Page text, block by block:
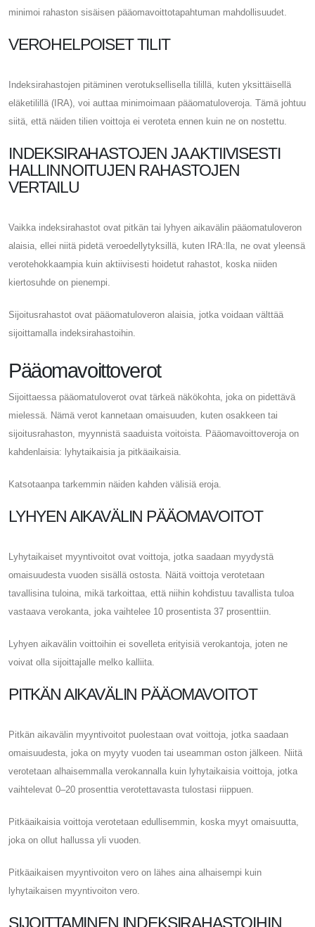
minimoi rahaston sisäisen pääomavoittotapahtuman mahdollisuudet.
VEROHELPOISET TILIT
Indeksirahastojen pitäminen verotuksellisella tilillä, kuten yksittäisellä
eläketilillä (IRA), voi auttaa minimoimaan pääomatuloveroja. Tämä johtuu
siitä, että näiden tilien voittoja ei veroteta ennen kuin ne on nostettu.
INDEKSIRAHASTOJEN JA AKTIIVISESTI
HALLINNOITUJEN RAHASTOJEN
VERTAILU
Vaikka indeksirahastot ovat pitkän tai lyhyen aikavälin pääomatuloveron
alaisia, ellei niitä pidetä veroedellytyksillä, kuten IRA:lla, ne ovat yleensä
verotehokkaampia kuin aktiivisesti hoidetut rahastot, koska niiden
kiertosuhde on pienempi.
Sijoitusrahastot ovat pääomatuloveron alaisia, jotka voidaan välttää
sijoittamalla indeksirahastoihin.
Pääomavoittoverot
Sijoittaessa pääomatuloverot ovat tärkeä näkökohta, joka on pidettävä
mielessä. Nämä verot kannetaan omaisuuden, kuten osakkeen tai
sijoitusrahaston, myynnistä saaduista voitoista. Pääomavoittoveroja on
kahdenlaisia: lyhytaikaisia ​​ja pitkäaikaisia.
Katsotaanpa tarkemmin näiden kahden välisiä eroja.
LYHYEN AIKAVÄLIN PÄÄOMAVOITOT
Lyhytaikaiset myyntivoitot ovat voittoja, jotka saadaan myydystä
omaisuudesta vuoden sisällä ostosta. Näitä voittoja verotetaan
tavallisina tuloina, mikä tarkoittaa, että niihin kohdistuu tavallista tuloa
vastaava verokanta, joka vaihtelee 10 prosentista 37 prosenttiin.
Lyhyen aikavälin voittoihin ei sovelleta erityisiä verokantoja, joten ne
voivat olla sijoittajalle melko kalliita.
PITKÄN AIKAVÄLIN PÄÄOMAVOITOT
Pitkän aikavälin myyntivoitot puolestaan ​​​​ovat voittoja, jotka saadaan
omaisuudesta, joka on myyty vuoden tai useamman oston jälkeen. Niitä
verotetaan alhaisemmalla verokannalla kuin lyhytaikaisia ​​voittoja, jotka
vaihtelevat 0–20 prosenttia verotettavasta tulostasi riippuen.
Pitkäaikaisia ​​voittoja verotetaan edullisemmin, koska myyt omaisuutta,
joka on ollut hallussa yli vuoden.
Pitkäaikaisen myyntivoiton vero on lähes aina alhaisempi kuin
lyhytaikaisen myyntivoiton vero.
SIJOITTAMINEN INDEKSIRAHASTOIHIN